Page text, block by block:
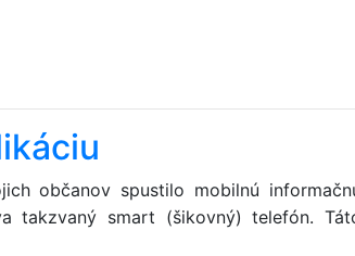
občanov spustilo mobilnú
takzvaný smart (šikovný) telefón.